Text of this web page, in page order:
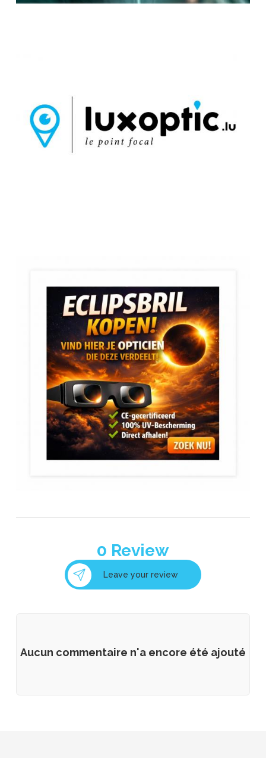
0 Review
Leave your review
Aucun commentaire n'a encore été ajouté